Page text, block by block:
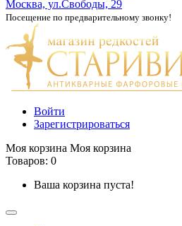
Москва, ул.Свободы, 29
Посещение по предварительному звонку!
Войти
Зарегистрироваться
Моя корзина Моя корзина
Товаров: 0
Ваша корзина пуста!